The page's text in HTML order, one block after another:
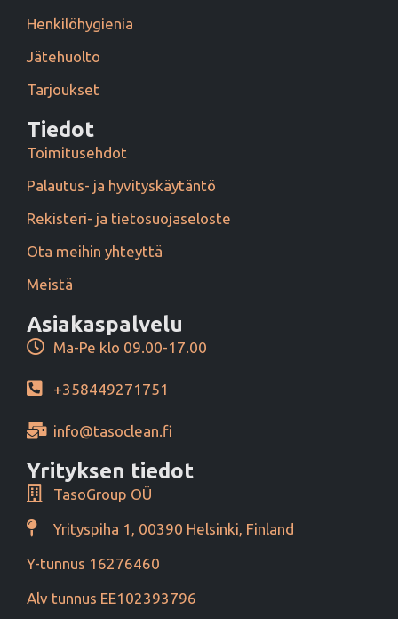
Henkilöhygienia
Jätehuolto
Tarjoukset
Tiedot
Toimitusehdot
Palautus- ja hyvityskäytäntö
Rekisteri- ja tietosuojaseloste
Ota meihin yhteyttä
Meistä
Asiakaspalvelu
Ma-Pe klo 09.00-17.00
+358449271751
info@tasoclean.fi
Yrityksen tiedot
TasoGroup OÜ
Yrityspiha 1, 00390 Helsinki, Finland
Y-tunnus 16276460
Alv tunnus EE102393796